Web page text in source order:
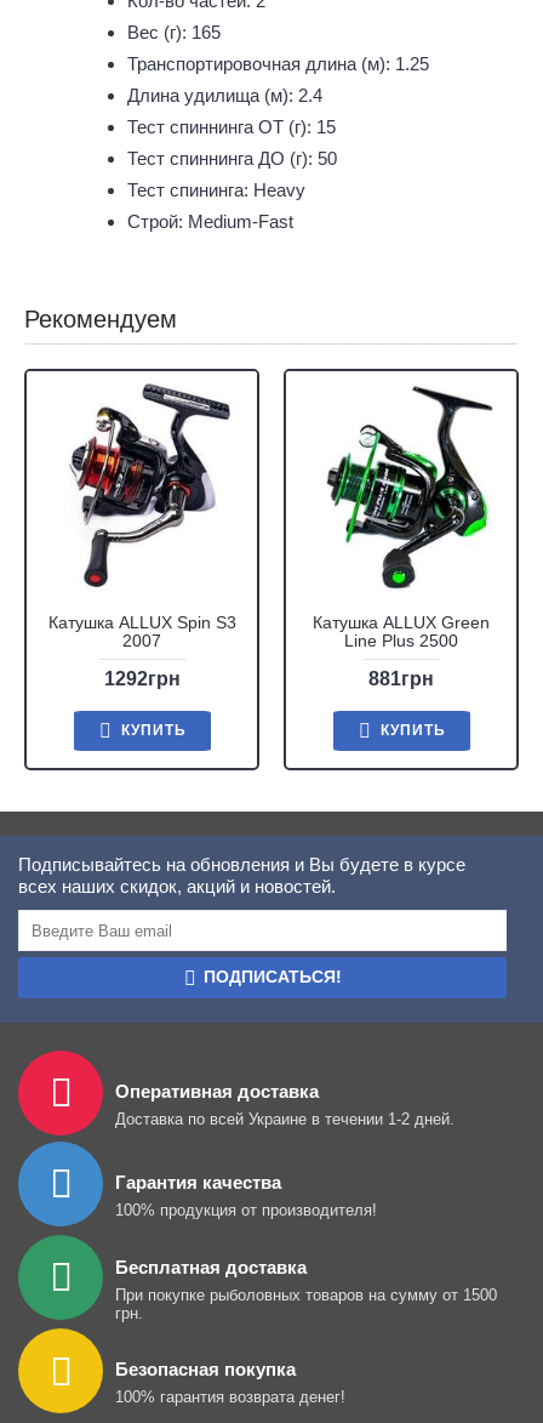
Вес (г): 165
Транспортировочная длина (м): 1.25
Длина удилища (м): 2.4
Тест спиннинга ОТ (г): 15
Тест спиннинга ДО (г): 50
Тест спининга: Heavy
Строй: Medium-Fast
Рекомендуем
Катушка ALLUX Spin S3
2007
1292грн
КУПИТЬ
Катушка ALLUX Green
Line Plus 2500
881грн
КУПИТЬ
Подписывайтесь на обновления и Вы будете в курсе
всех наших скидок, акций и новостей.
ПОДПИСАТЬСЯ!
Оперативная доставка
Доставка по всей Украине в течении 1-2 дней.
Гарантия качества
100% продукция от производителя!
Бесплатная доставка
При покупке рыболовных товаров на сумму от 1500
грн.
Безопасная покупка
100% гарантия возврата денег!